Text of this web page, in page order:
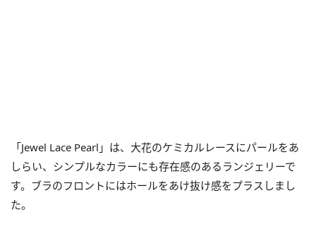
「Jewel Lace Pearl」は、大花のケミカルレースにパールをあ
しらい、シンプルなカラーにも存在感のあるランジェリーで
す。ブラのフロントにはホールをあけ抜け感をプラスしまし
た。